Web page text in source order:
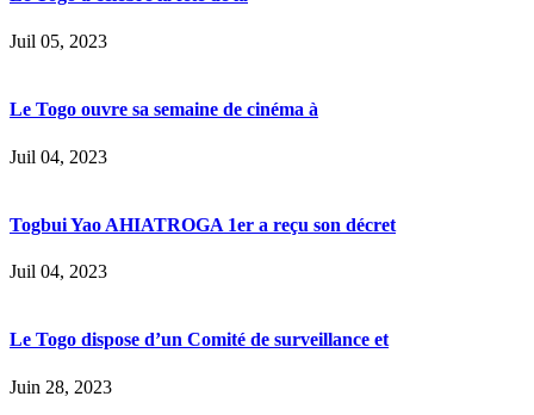
Juil 05, 2023
Le Togo ouvre sa semaine de cinéma à
Juil 04, 2023
Togbui Yao AHIATROGA 1er a reçu son décret
Juil 04, 2023
Le Togo dispose d’un Comité de surveillance et
Juin 28, 2023